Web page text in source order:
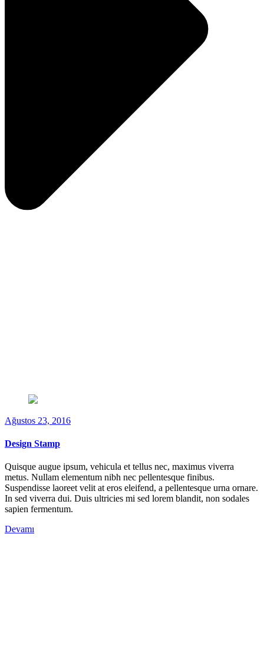
Ağustos 23, 2016
Design Stamp
Quisque augue ipsum, vehicula et tellus nec, maximus viverra
metus. Nullam elementum nibh nec pellentesque finibus.
Suspendisse laoreet velit at eros eleifend, a pellentesque urna ornare.
In sed viverra dui. Duis ultricies mi sed lorem blandit, non sodales
sapien fermentum.
Devamı